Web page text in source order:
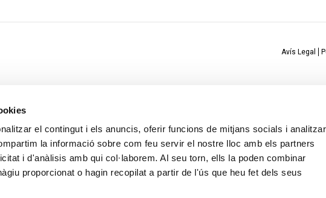
el contingut i els anuncis, oferir funcions de mitjans socials i analitzar
la informació sobre com feu servir el nostre lloc amb els partners
i d'anàlisis amb qui col·laborem. Al seu torn, ells la poden combinar
proporcionat o hagin recopilat a partir de l'ús que heu fet dels seus
Avís Legal